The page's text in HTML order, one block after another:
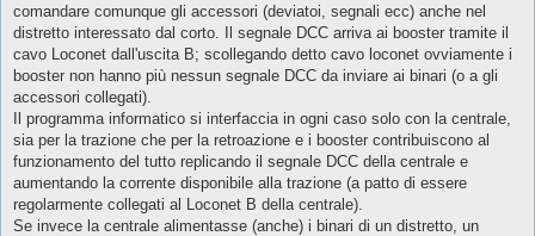
comandare comunque gli accessori (deviatoi, segnali ecc) anche nel
distretto interessato dal corto. Il segnale DCC arriva ai booster tramite il
cavo Loconet dall'uscita B; scollegando detto cavo loconet ovviamente i
booster non hanno più nessun segnale DCC da inviare ai binari (o a gli
accessori collegati).
Il programma informatico si interfaccia in ogni caso solo con la centrale,
sia per la trazione che per la retroazione e i booster contribuiscono al
funzionamento del tutto replicando il segnale DCC della centrale e
aumentando la corrente disponibile alla trazione (a patto di essere
regolarmente collegati al Loconet B della centrale).
Se invece la centrale alimentasse (anche) i binari di un distretto, un